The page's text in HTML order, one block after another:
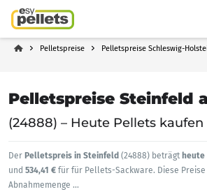
Pelletspreise Pelletspreise Schleswig-
Pelletspreise Steinfeld
(24888) – Heute Pellets kaufen
Der Pelletspreis in Steinfeld (24888) beträgt heute
und 534,41 € für für Pellets-Sackware. Diese
Abnahmemenge ...